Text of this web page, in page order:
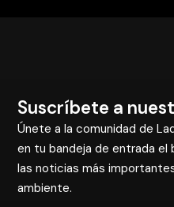
Suscríbete a
Únete a la comunidad de
en tu bandeja de entrada el
las noticias más
ambiente.